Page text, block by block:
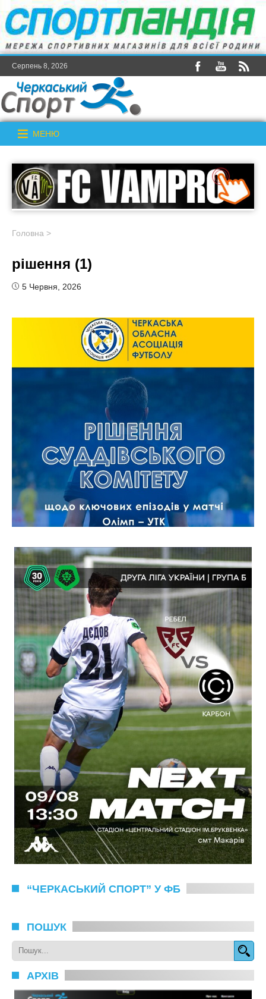
Серпень 8, 2026
МЕНЮ
Головна >
рішення (1)
5 Червня, 2026
“ЧЕРКАСЬКИЙ СПОРТ” У ФБ
ПОШУК
АРХІВ